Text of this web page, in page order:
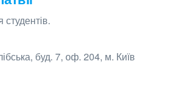
буд. 7, оф. 204, м. Київ